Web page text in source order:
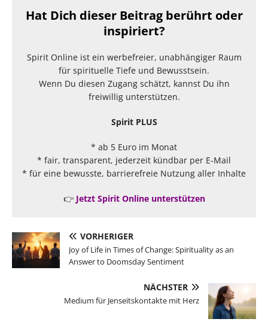
Hat Dich dieser Beitrag berührt oder
inspiriert?
Spirit Online ist ein werbefreier, unabhängiger Raum
für spirituelle Tiefe und Bewusstsein.
Wenn Du diesen Zugang schätzt, kannst Du ihn
freiwillig unterstützen.
Spirit PLUS
* ab 5 Euro im Monat
* fair, transparent, jederzeit kündbar per E-Mail
* für eine bewusste, barrierefreie Nutzung aller Inhalte
👉 Jetzt Spirit Online unterstützen
VORHERIGER
Joy of Life in Times of Change: Spirituality as an
Answer to Doomsday Sentiment
NÄCHSTER
Medium für Jenseitskontakte mit Herz